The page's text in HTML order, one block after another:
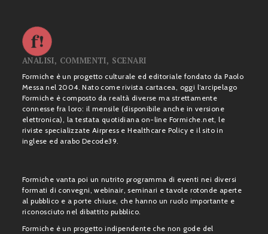
ANALISI, COMMENTI, SCENARI
Formiche è un progetto culturale ed editoriale fondato da Paolo
Messa nel 2004. Nato come rivista cartacea, oggi l’arcipelago
Formiche è composto da realtà diverse ma strettamente
connesse fra loro: il mensile (disponibile anche in versione
elettronica), la testata quotidiana on-line Formiche.net, le
riviste specializzate Airpress e Healthcare Policy e il sito in
inglese ed arabo Decode39.
Formiche vanta poi un nutrito programma di eventi nei diversi
formati di convegni, webinair, seminari e tavole rotonde aperte
al pubblico e a porte chiuse, che hanno un ruolo importante e
riconosciuto nel dibattito pubblico.
Formiche è un progetto indipendente che non gode del